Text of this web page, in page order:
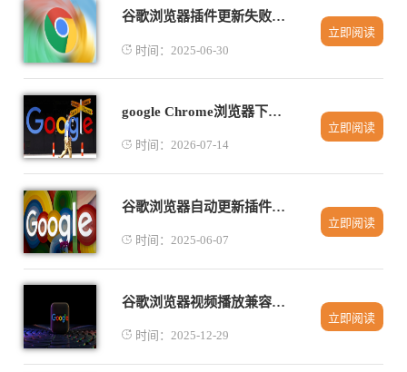
谷歌浏览器插件更新失败怎么处理
时间：2025-06-30
立即阅读
google Chrome浏览器下载后如何管理扩展权限
时间：2026-07-14
立即阅读
谷歌浏览器自动更新插件设置详尽教程
时间：2025-06-07
立即阅读
谷歌浏览器视频播放兼容性最新优化
时间：2025-12-29
立即阅读